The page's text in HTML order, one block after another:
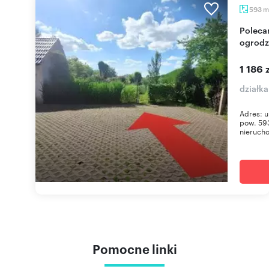
593 m
Polecam działkę 593 m² pod działalność,
1 186
Adres:
pow.
Pomocne linki